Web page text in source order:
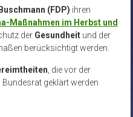
(FDP) ihren
Maßnahmen im Herbst und
der Gesundheitund der
berücksichtigt werden.
, die vor der
geklärt werden